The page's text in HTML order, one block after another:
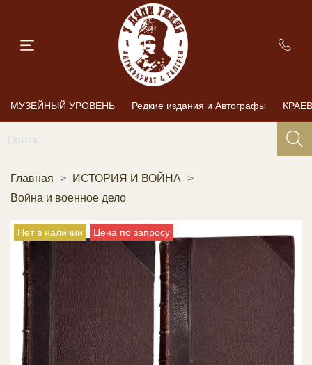
МУЗЕЙНЫЙ УРОВЕНЬ Редкие издания и Автографы
Главная
ИСТОРИЯ И ВОЙНА
Война и военное дело
Нет в наличии Цена по запросу